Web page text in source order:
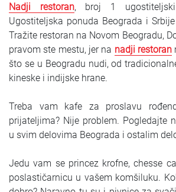
Nadji restoran, broj 1
Ugostiteljska ponuda Beograda i
Tražite restoran na Novom Beogradu,
pravom ste mestu, jer na nadji restoran
što se u Beogradu nudi, od
kineske i indijske hrane.
Treba vam kafe za proslavu
prijateljima? Nije problem. Pogledajte
u svim delovima Beograda i ostalim
Jedu vam se princez krofne, chesse
poslastičarnicu u vašem komšiluku.